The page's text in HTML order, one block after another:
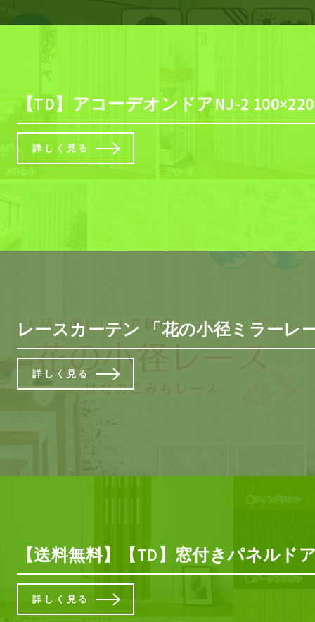
【TD】アコーデオンドアNJ-2
詳しく見る
レースカーテン 「花の小径ミラーレ
詳しく見る
【送料無料】【TD】窓付きパネル
詳しく見る